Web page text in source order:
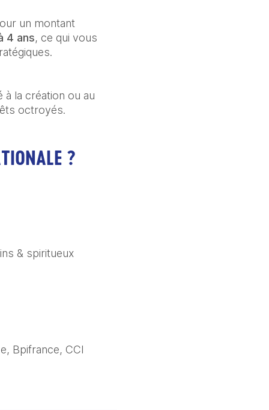
un montant
4 ans, ce qui vous
à la création ou au
octroyés.
?
& spiritueux
Bpifrance, CCI